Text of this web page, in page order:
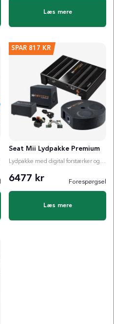
Læs mere
SPAR 817 KR
Seat Mii Lydpakke Premium
Lydpakke med digital forstærker og valgfri subwoofer
6477 kr Forespørgsel
Læs mere